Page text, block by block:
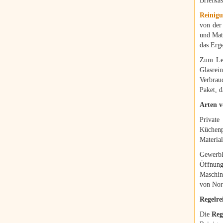
von
und
das
Zum
Paket,
Arten
von
Die